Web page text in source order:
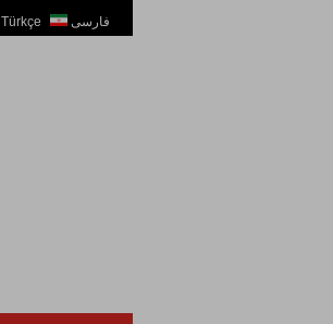
Türkçe فارسی